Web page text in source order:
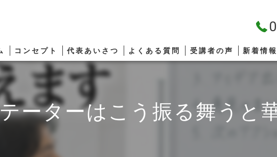
コンセプト 代表あいさつ よくある質問 受講者の声 新着情報
ーターはこう振る舞うと